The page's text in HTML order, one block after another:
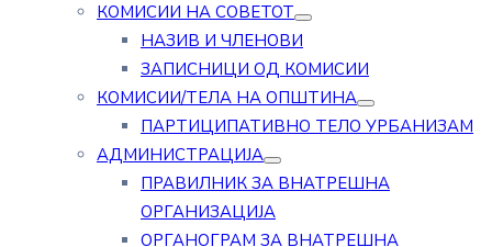
КОМИСИИ НА СОВЕТОТ
НАЗИВ И ЧЛЕНОВИ
ЗАПИСНИЦИ ОД КОМИСИИ
КОМИСИИ/ТЕЛА НА ОПШТИНА
ПАРТИЦИПАТИВНО ТЕЛО УРБАНИЗАМ
АДМИНИСТРАЦИЈА
ПРАВИЛНИК ЗА ВНАТРЕШНА
ОРГАНИЗАЦИЈА
ОРГАНОГРАМ ЗА ВНАТРЕШНА